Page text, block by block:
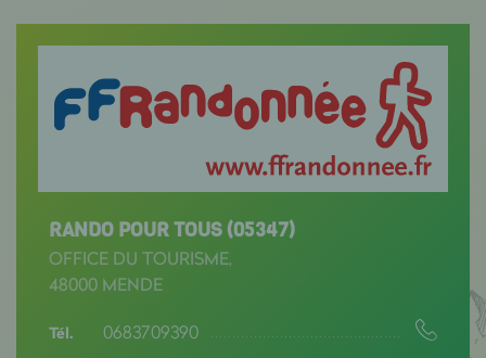
RANDO POUR TOUS (05347)
OFFICE DU TOURISME,
48000 MENDE
Tél. 0683709390